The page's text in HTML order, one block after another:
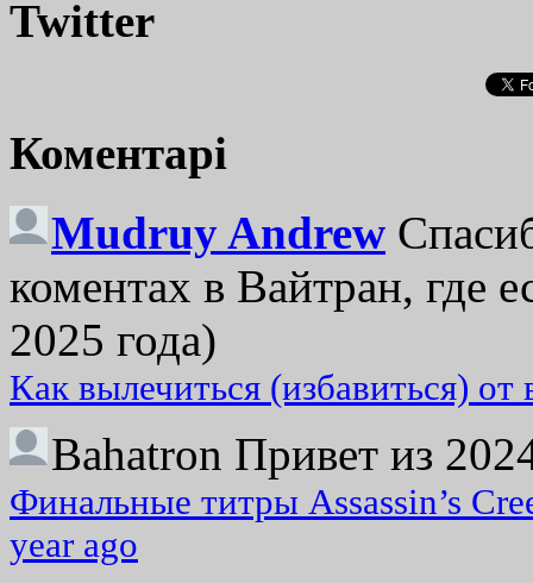
Twitter
Коментарі
Mudruy Andrew
коментах в Вайтран, где
2025 года)
Как вылечиться (избавиться)
Bahatron Привет из
Финальные титры Assassin’s
year ago